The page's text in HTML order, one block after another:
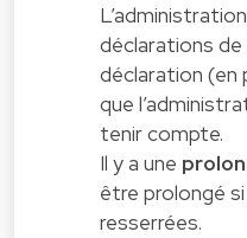
déclarations
déclaration (en
que
tenir compte.
Il y a une
être prolongé
resserrées.